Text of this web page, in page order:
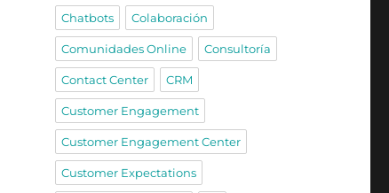
Chatbots Colaboración
Comunidades Online Consultoría
Contact Center CRM
Customer Engagement
Customer Engagement Center
Customer Expectations